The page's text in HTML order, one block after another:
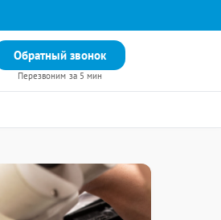
Обратный звонок
Перезвоним за 5 мин